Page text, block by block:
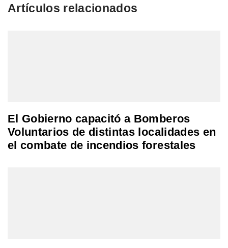
Artículos relacionados
El Gobierno capacitó a Bomberos
Voluntarios de distintas localidades en
el combate de incendios forestales